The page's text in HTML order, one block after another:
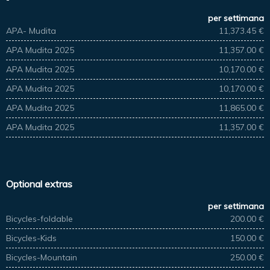
per settimana
APA- Mudita
11,373.45 €
APA Mudita 2025
11,357.00 €
APA Mudita 2025
10,170.00 €
APA Mudita 2025
10,170.00 €
APA Mudita 2025
11,865.00 €
APA Mudita 2025
11,357.00 €
Optional extras
per settimana
Bicycles-foldable
200.00 €
Bicycles-Kids
150.00 €
Bicycles-Mountain
250.00 €